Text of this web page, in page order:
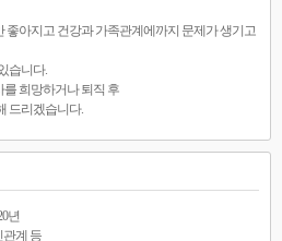
좋아지고 건강과 가족관계에까지 문제가 생기고
습니다.
를 희망하거나 퇴직 후
드리겠습니다.
년
관계 등